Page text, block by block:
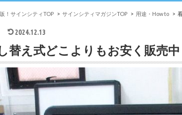
！サインシティTOP サインシティマガジンTOP 用途・How to
2024.12.13
替え式どこよりもお安く販売中